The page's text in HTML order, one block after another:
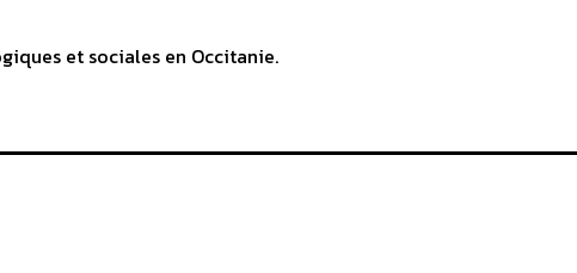
et sociales en Occitanie.